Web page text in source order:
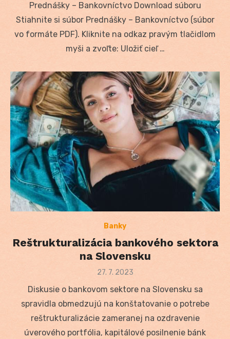
Prednášky – Bankovníctvo Download súboru
Stiahnite si súbor Prednášky – Bankovníctvo (súbor
vo formáte PDF). Kliknite na odkaz pravým tlačidlom
myši a zvoľte: Uložiť cieľ …
Banky
Reštrukturalizácia bankového sektora
na Slovensku
Posted
27. 7. 2023
Diskusie o bankovom sektore na Slovensku sa
spravidla obmedzujú na konštatovanie o potrebe
reštrukturalizácie zameranej na ozdravenie
úverového portfólia, kapitálové posilnenie bánk